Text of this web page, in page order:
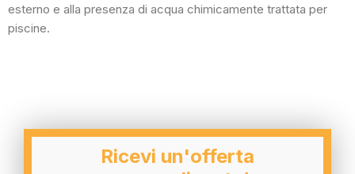
esterno e alla presenza di acqua chimicamente trattata per
piscine.
Ricevi un'offerta